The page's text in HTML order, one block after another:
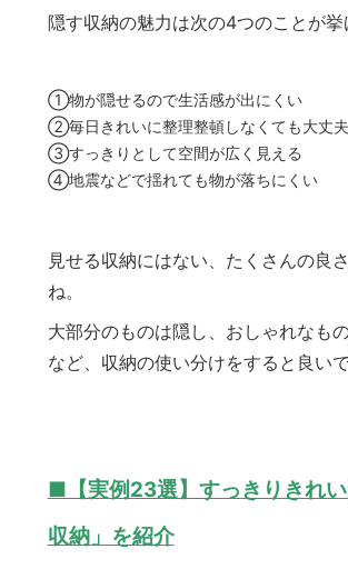
隠す収納の魅力は次の4つのことが挙
①物が隠せるので生活感が出にくい​
②毎日きれいに整理整頓しなくても大丈夫​
③すっきりとして空間が広く見える​
④地震などで揺れても物が落ちにくい​
見せる収納にはない、たくさんの良
ね。
大部分のものは隠し、おしゃれなも
など、収納の使い分けをすると良いで
■【実例23選】すっきりきれ
収納」​を紹介